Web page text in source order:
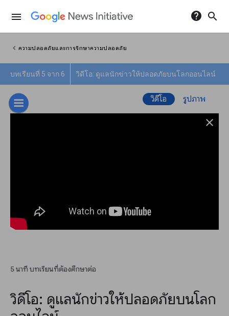
menu help search
chevron_left ความปลอดภัยและการรักษาความปลอดภัย
บทเรียนที่ 5 จาก 6 วิดีโอ: ดูแลนักข่าวให้ปลอดภัยบนโลกออนไลน์
วิดีโอ รูปภาพ
close
5 นาที บทเรียนที่ต้องศึกษาต่อ
วิดีโอ: ดูแลนักข่าวให้ปลอดภัยบนโลก